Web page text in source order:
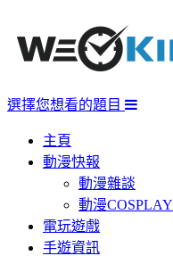
選擇您想看的題目
主頁
動漫快報
動漫雜談
動漫COSPLAY
電玩遊戲
手遊資訊